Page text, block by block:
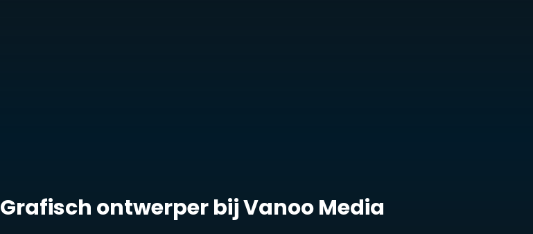
Grafisch ontwerper bij Vanoo Media